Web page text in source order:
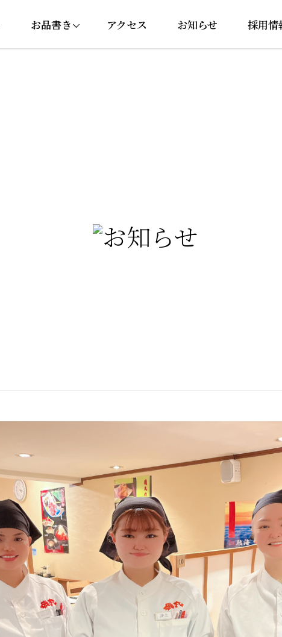
お品書き アクセス お知らせ 採用情